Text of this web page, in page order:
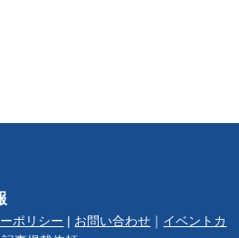
ポリシー | お問い合わせ ｜ イベントカ